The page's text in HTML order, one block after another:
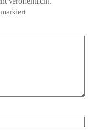
markiert